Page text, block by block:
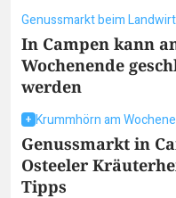
In Campen kann
Wochenende
werden
Krummhörn am
Genussmarkt in
Osteeler
Tipps